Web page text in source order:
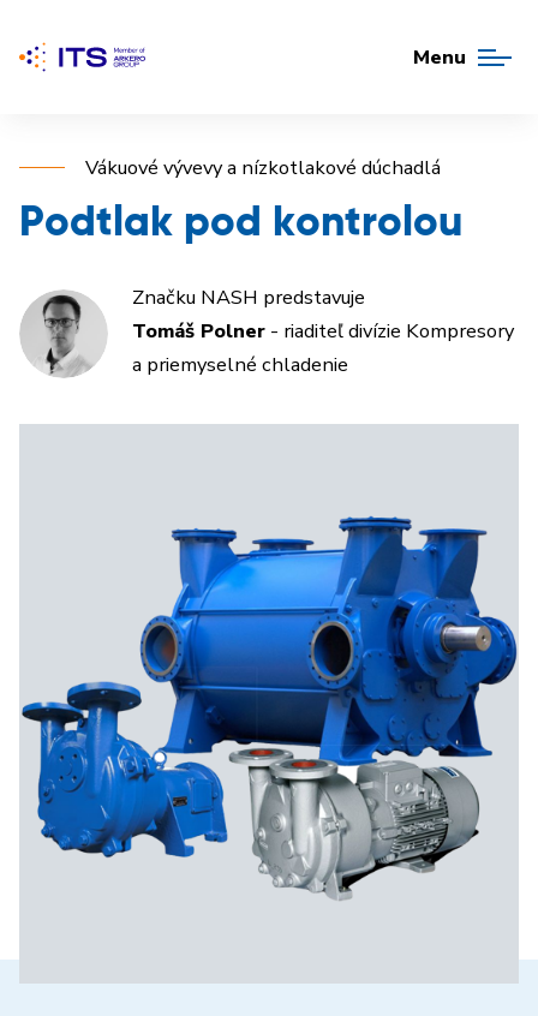
Menu
Vákuové vývevy a nízkotlakové dúchadlá
Podtlak pod kontrolou
Značku NASH predstavuje
Tomáš Polner - riaditeľ divízie Kompresory
a priemyselné chladenie